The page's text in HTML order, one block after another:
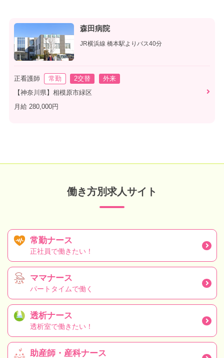
森田病院
JR横浜線 橋本駅よりバス40分
正看護師 常勤 2交替
外来
【神奈川県】相模原市緑区
月給 280,000円
働き方別求人サイト
常勤ナース
正社員で働きたい！
ママナース
パートタイムで働く
透析ナース
透析室で働きたい！
助産師・産科ナース